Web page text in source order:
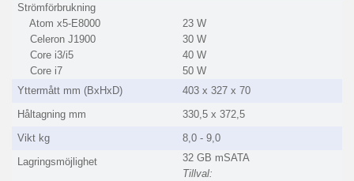
Strömförbrukning
Atom x5-E8000
Celeron J1900
Core i3/i5
Core i7
23 W
30 W
40 W
50 W
Yttermått mm (BxHxD)
403 x 327 x 70
Håltagning mm
330,5 x 372,5
Vikt kg
8,0 - 9,0
Lagringsmöjlighet
32 GB mSATA
Tillval: